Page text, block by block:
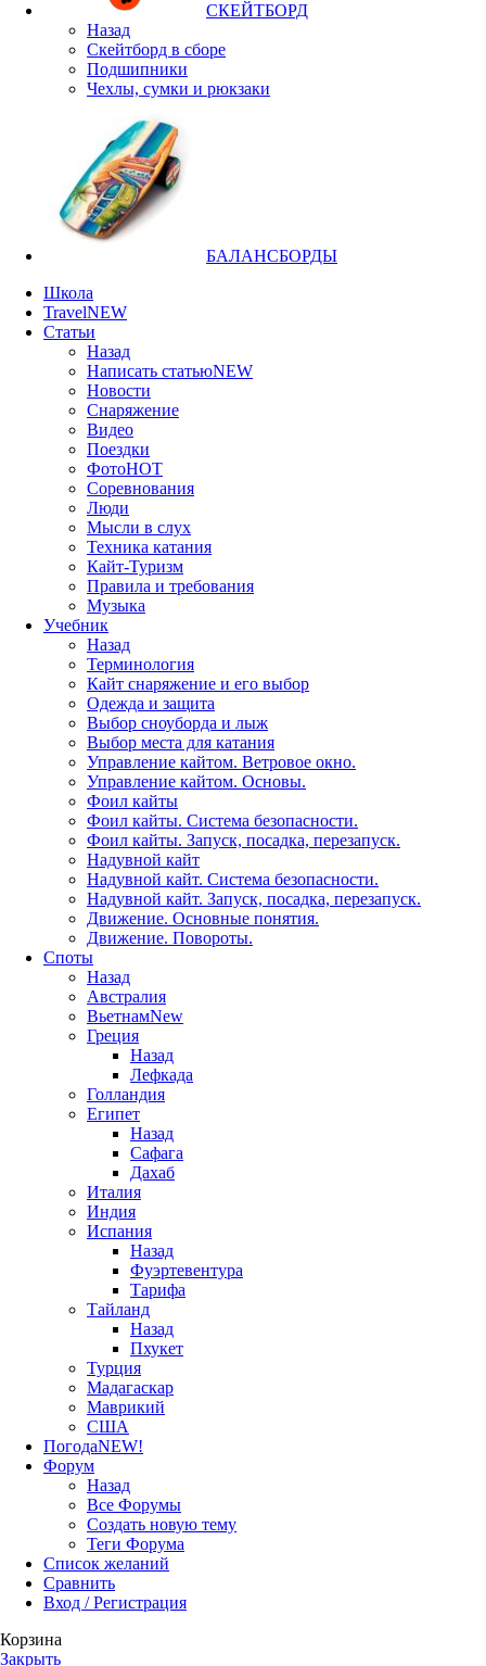
СКЕЙТБОРД
Назад
Скейтборд в сборе
Подшипники
Чехлы, сумки и рюкзаки
БАЛАНСБОРДЫ
Школа
TravelNEW
Статьи
Назад
Написать статьюNEW
Новости
Снаряжение
Видео
Поездки
ФотоHOT
Соревнования
Люди
Мысли в слух
Техника катания
Кайт-Туризм
Правила и требования
Музыка
Учебник
Назад
Терминология
Кайт снаряжение и его выбор
Одежда и защита
Выбор сноуборда и лыж
Выбор места для катания
Управление кайтом. Ветровое окно.
Управление кайтом. Основы.
Фоил кайты
Фоил кайты. Система безопасности.
Фоил кайты. Запуск, посадка, перезапуск.
Надувной кайт
Надувной кайт. Система безопасности.
Надувной кайт. Запуск, посадка, перезапуск.
Движение. Основные понятия.
Движение. Повороты.
Споты
Назад
Австралия
ВьетнамNew
Греция
Назад
Лефкада
Голландия
Египет
Назад
Сафага
Дахаб
Италия
Индия
Испания
Назад
Фуэртевентура
Тарифа
Тайланд
Назад
Пхукет
Турция
Мадагаскар
Маврикий
США
ПогодаNEW!
Форум
Назад
Все Форумы
Создать новую тему
Теги Форума
Список желаний
Сравнить
Вход / Регистрация
Корзина
Закрыть